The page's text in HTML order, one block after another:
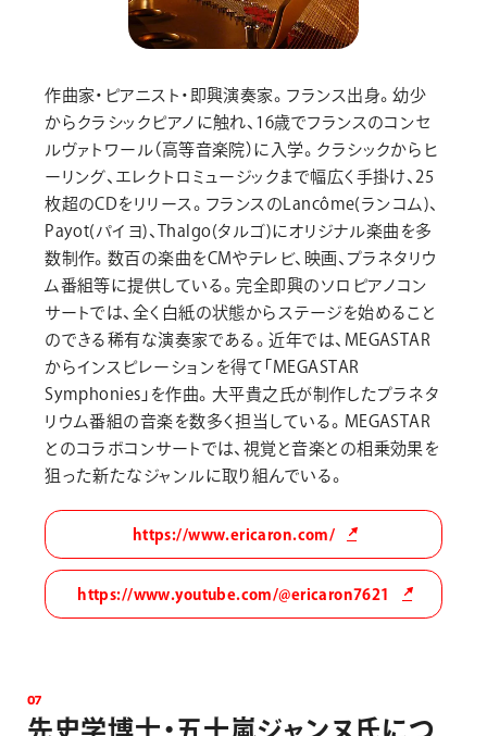
作曲家・ピアニスト・即興演奏家。フランス出身。幼少
からクラシックピアノに触れ、16歳でフランスのコンセ
ルヴァトワール（高等音楽院）に入学。クラシックからヒ
ーリング、エレクトロミュージックまで幅広く手掛け、25
枚超のCDをリリース。フランスのLancôme(ランコム)、
Payot(パイヨ)、Thalgo(タルゴ)にオリジナル楽曲を多
数制作。数百の楽曲をCMやテレビ、映画、プラネタリウ
ム番組等に提供している。完全即興のソロピアノコン
サートでは、全く白紙の状態からステージを始めること
のできる稀有な演奏家である。近年では、MEGASTAR
からインスピレーションを得て「MEGASTAR
Symphonies」を作曲。大平貴之氏が制作したプラネタ
リウム番組の音楽を数多く担当している。MEGASTAR
とのコラボコンサートでは、視覚と音楽との相乗効果を
狙った新たなジャンルに取り組んでいる。
https://www.ericaron.com/
https://www.youtube.com/@ericaron7621
07
先史学博士 ・ 五十嵐ジャン ヌ 氏につ